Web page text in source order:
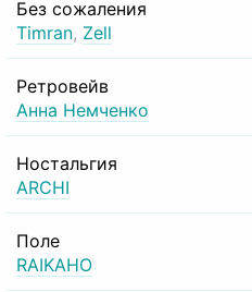
Без сожаления
Timran, Zell
Ретровейв
Анна Немченко
Ностальгия
ARCHI
Поле
RAIKAHO